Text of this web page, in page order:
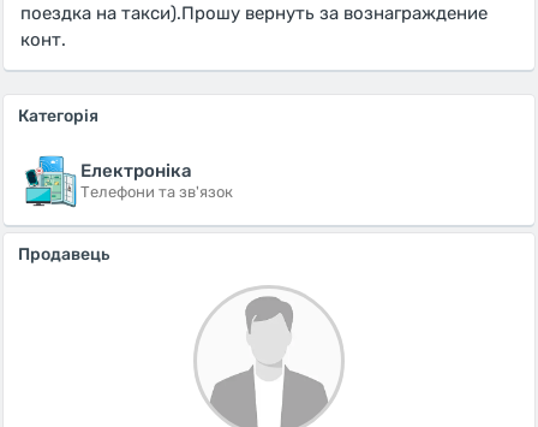
поездка на такси).Прошу вернуть за вознаграждение
конт.
Категорія
Електроніка
Телефони та зв'язок
Продавець